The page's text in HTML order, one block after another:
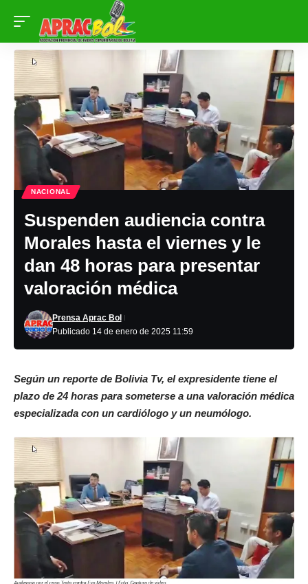
NACIONAL
Suspenden audiencia contra
Morales hasta el viernes y le
dan 48 horas para presentar
valoración médica
Publicado 14 de enero de 2025 11:59
Prensa Aprac Bol
Según un reporte de Bolivia Tv, el expresidente tiene el
plazo de 24 horas para someterse a una valoración médica
especializada con un cardiólogo y un neumólogo.